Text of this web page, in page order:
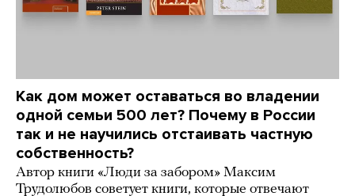
Как дом может оставаться во владении
одной семьи 500 лет? Почему в России
так и не научились отстаивать частную
собственность?
Автор книги «Люди за забором» Максим
Трудолюбов советует книги, которые отвечают